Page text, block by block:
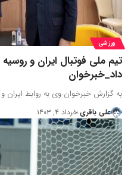
ورزشی
داد_خبرخوان
به گزارش خبرخوان وی به روابط ایران
علی باقری خرداد ۴, ۱۴۰۳